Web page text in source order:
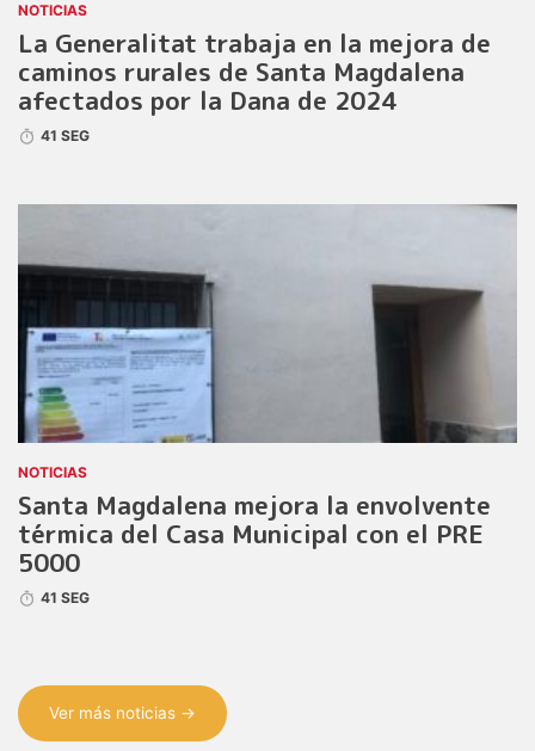
NOTICIAS
La Generalitat trabaja en la mejora de
caminos rurales de Santa Magdalena
afectados por la Dana de 2024
41 SEG
NOTICIAS
Santa Magdalena mejora la envolvente
térmica del Casa Municipal con el PRE
5000
41 SEG
Ver más noticias →